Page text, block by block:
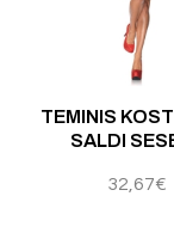
TEMINIS
SALDI
32,67€